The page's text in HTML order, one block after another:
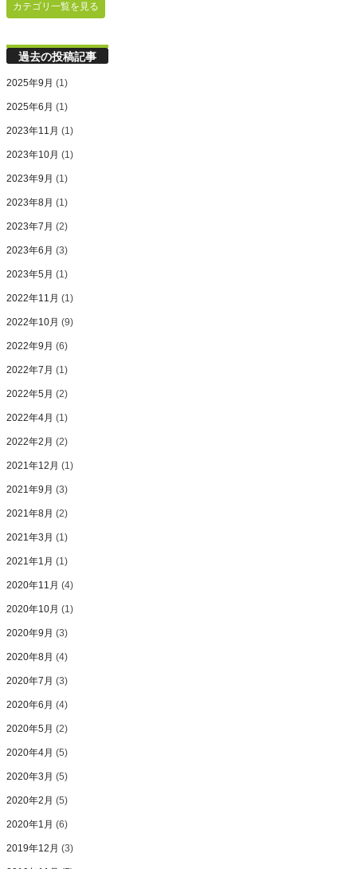
カテゴリ一覧を見る
過去の投稿記事
2025年9月 (1)
2025年6月 (1)
2023年11月 (1)
2023年10月 (1)
2023年9月 (1)
2023年8月 (1)
2023年7月 (2)
2023年6月 (3)
2023年5月 (1)
2022年11月 (1)
2022年10月 (9)
2022年9月 (6)
2022年7月 (1)
2022年5月 (2)
2022年4月 (1)
2022年2月 (2)
2021年12月 (1)
2021年9月 (3)
2021年8月 (2)
2021年3月 (1)
2021年1月 (1)
2020年11月 (4)
2020年10月 (1)
2020年9月 (3)
2020年8月 (4)
2020年7月 (3)
2020年6月 (4)
2020年5月 (2)
2020年4月 (5)
2020年3月 (5)
2020年2月 (5)
2020年1月 (6)
2019年12月 (3)